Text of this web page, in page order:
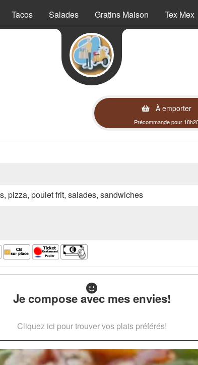
Tacos Salades Gratins Maison Tex Mex
À emporter
Précommande pour
pizza, poulet frit, salades, sandwiches
Je compose avec mes envies!
Cliquez ici pour trouver vos plats préférés!